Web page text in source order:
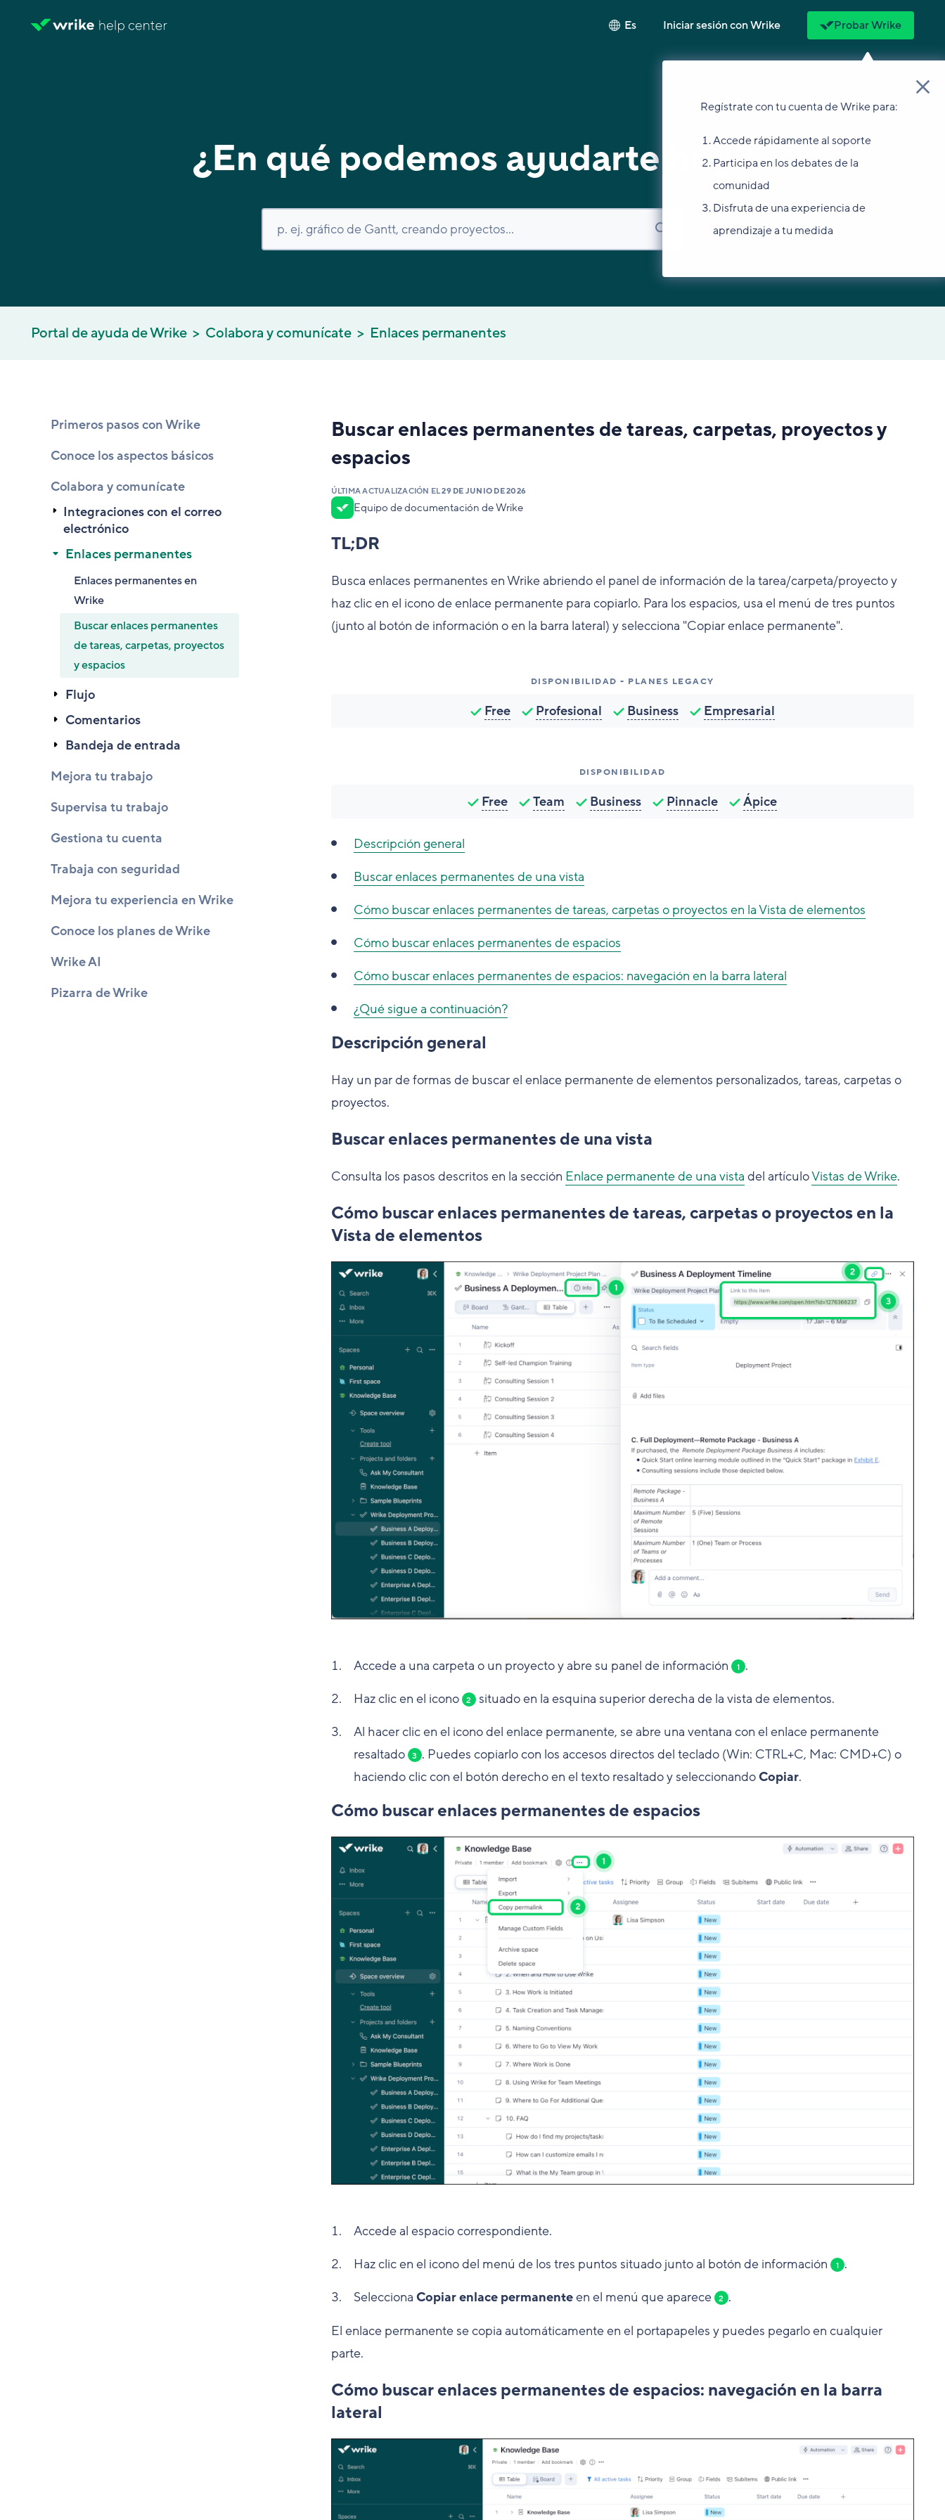
Es Iniciar sesión con Wrike Probar Wrike
Regístrate con tu cuenta de Wrike para:
Accede rápidamente al soporte
Participa en los debates de la
comunidad
Disfruta de una experiencia de
aprendizaje a tu medida
¿En qué podemos ayudarte hoy?
Portal de ayuda de Wrike Colabora y comunícate Enlaces permanentes
Primeros pasos con Wrike
Conoce los aspectos básicos
Colabora y comunícate
Integraciones con el correo
electrónico
Enlaces permanentes
Enlaces permanentes en
Wrike
Buscar enlaces permanentes
de tareas, carpetas, proyectos
y espacios
Flujo
Comentarios
Bandeja de entrada
Mejora tu trabajo
Supervisa tu trabajo
Gestiona tu cuenta
Trabaja con seguridad
Mejora tu experiencia en Wrike
Conoce los planes de Wrike
Wrike AI
Pizarra de Wrike
Buscar enlaces permanentes de tareas, carpetas, proyectos y
espacios
ÚLTIMA ACTUALIZACIÓN EL29 DE JUNIO DE 2026
Equipo de documentación de Wrike
TL;DR
Busca enlaces permanentes en Wrike abriendo el panel de información de la tarea/carpeta/proyecto y
haz clic en el icono de enlace permanente para copiarlo. Para los espacios, usa el menú de tres puntos
(junto al botón de información o en la barra lateral) y selecciona "Copiar enlace permanente".
DISPONIBILIDAD - PLANES LEGACY
Free Profesional Business Empresarial
DISPONIBILIDAD
Free Team Business Pinnacle Ápice
Descripción general
Buscar enlaces permanentes de una vista
Cómo buscar enlaces permanentes de tareas, carpetas o proyectos en la Vista de elementos
Cómo buscar enlaces permanentes de espacios
Cómo buscar enlaces permanentes de espacios: navegación en la barra lateral
¿Qué sigue a continuación?
Descripción general
Hay un par de formas de buscar el enlace permanente de elementos personalizados, tareas, carpetas o
proyectos.
Buscar enlaces permanentes de una vista
Consulta los pasos descritos en la sección Enlace permanente de una vista del artículoVistas de Wrike.
Cómo buscar enlaces permanentes de tareas, carpetas o proyectos en la
Vista de elementos
Accede a una carpeta o un proyecto y abre su panel de información 1 .
Haz clic en el icono
2 situado en la esquina superior derecha de la vista de elementos.
Al hacer clic en el icono del enlace permanente, se abre una ventana con el enlace permanente
resaltado
3 . Puedes copiarlo con los accesos directos del teclado (Win: CTRL+C, Mac: CMD+C) o
haciendo clic con el botón derecho en el texto resaltado y seleccionandoCopiar.
Cómo buscar enlaces permanentes de espacios
Accede al espacio correspondiente.
Haz clic en el icono del menú de los tres puntos situado junto al botón de información
1 .
Selecciona Copiar enlace permanenteen el menú que aparece 2 .
El enlace permanente se copia automáticamente en el portapapeles y puedes pegarlo en cualquier
parte.
Cómo buscar enlaces permanentes de espacios: navegación en la barra
lateral